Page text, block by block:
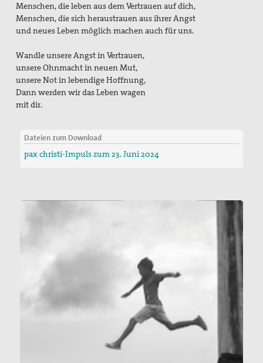
Menschen, die leben aus dem Vertrauen auf dich,
Menschen, die sich heraustrauen aus ihrer Angst
und neues Leben möglich machen auch für uns.
Wandle unsere Angst in Vertrauen,
unsere Ohnmacht in neuen Mut,
unsere Not in lebendige Hoffnung,
Dann werden wir das Leben wagen
mit dir.
Dateien zum Download
pax christi-Impuls zum 23. Juni 2024